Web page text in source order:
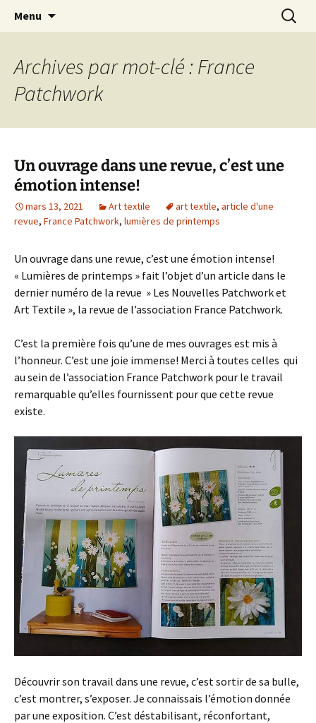
filsetcrayons
Le blog de Sophie A
Menu
Archives par mot-clé : France
Patchwork
Un ouvrage dans une revue, c’est une
émotion intense!
mars 13, 2021 Art textile art textile, article d'une
revue, France Patchwork, lumières de printemps
Un ouvrage dans une revue, c’est une émotion intense!
« Lumières de printemps » fait l’objet d’un article dans le
dernier numéro de la revue » Les Nouvelles Patchwork et
Art Textile », la revue de l’association France Patchwork.
C’est la première fois qu’une de mes ouvrages est mis à
l’honneur. C’est une joie immense! Merci à toutes celles qui
au sein de l’association France Patchwork pour le travail
remarquable qu’elles fournissent pour que cette revue
existe.
Découvrir son travail dans une revue, c’est sortir de sa bulle,
c’est montrer, s’exposer. Je connaissais l’émotion donnée
par une exposition. C’est déstabilisant, réconfortant,